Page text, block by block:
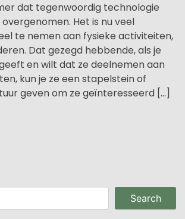
dat tegenwoordig technologie
Het is nu veel
te nemen aan fysieke activiteiten,
Dat gezegd hebbende, als je
en wilt dat ze deelnemen aan
kun je ze een stapelstein of
geven om ze geïnteresseerd […]